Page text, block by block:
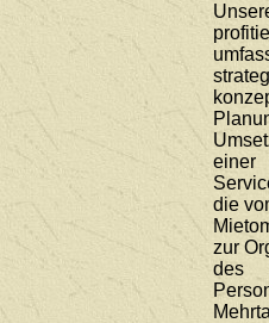
einer
die
zur
des